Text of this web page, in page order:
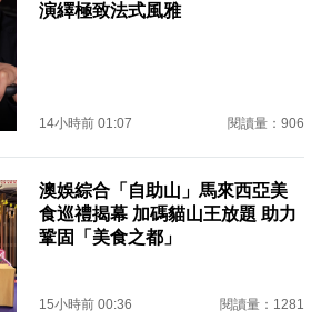
演繹極致法式風雅
14小時前 01:07 閱讀量：906
澳娛綜合「自助山」馬來西亞美
食巡禮揭幕 加碼貓山王放題 助力
鞏固「美食之都」
15小時前 00:36 閱讀量：1281